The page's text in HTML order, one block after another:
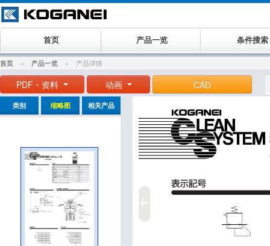
首页 产品一览 条件搜索
首页 产品一览 产品详情
PDF・资料 动画 CAD
类别 缩略图 相关产品